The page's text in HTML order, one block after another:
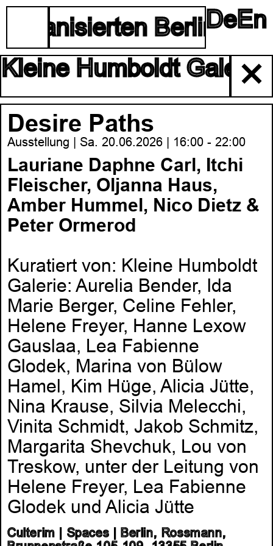
Berliner
DeEn
Humboldt Galerie
✕
Desire Paths
Ausstellung | Sa. 20.06.2026 | 16:00 - 22:00
Lauriane Daphne Carl, Itchi
Fleischer, Oljanna Haus,
Amber Hummel, Nico Dietz &
Peter Ormerod
Kuratiert von: Kleine Humboldt
Galerie: Aurelia Bender, Ida
Marie Berger, Celine Fehler,
Helene Freyer, Hanne Lexow
Gauslaa, Lea Fabienne
Glodek, Marina von Bülow
Hamel, Kim Hüge, Alicia Jütte,
Nina Krause, Silvia Melecchi,
Vinita Schmidt, Jakob Schmitz,
Margarita Shevchuk, Lou von
Treskow, unter der Leitung von
Helene Freyer, Lea Fabienne
Glodek und Alicia Jütte
Culterim | Spaces | Berlin, Rossmann,